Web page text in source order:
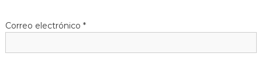
Correo electrónico *